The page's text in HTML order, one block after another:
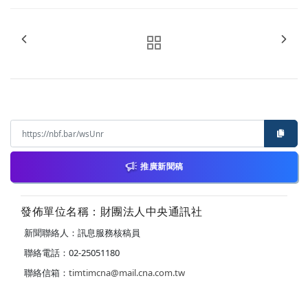
推廣新聞稿
發佈單位名稱：財團法人中央通訊社
新聞聯絡人：訊息服務核稿員
聯絡電話：02-25051180
聯絡信箱： timtimcna@mail.cna.com.tw